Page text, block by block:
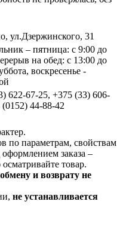
ул.Дзержинского, 31
– пятница: с 9:00 до
на обед: с 13:00 до
воскресенье -
622-67-25, +375 (33) 606-
44-88-42
по параметрам, свойствам
заказа –
товар.
обмену и возврату не
не устанавливается